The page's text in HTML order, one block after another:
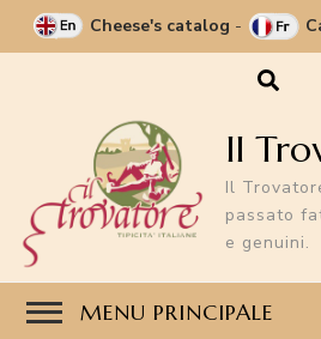
Cheese's catalog -
Il
Il
passato
e genuini.
MENU PRINCIPALE